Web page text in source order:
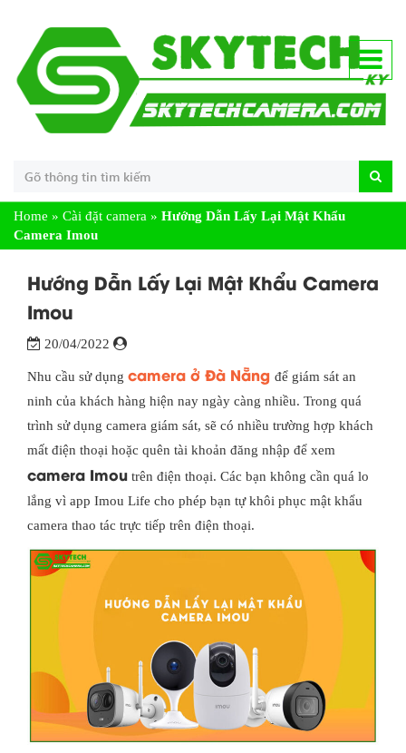
Home » Cài đặt camera » Hướng Dẫn Lấy Lại Mật Khẩu
Camera Imou
Hướng Dẫn Lấy Lại Mật Khẩu Camera
Imou
20/04/2022
Nhu cầu sử dụng camera ở Đà Nẵng để giám sát an
ninh của khách hàng hiện nay ngày càng nhiều. Trong quá
trình sử dụng camera giám sát, sẽ có nhiều trường hợp khách
mất điện thoại hoặc quên tài khoản đăng nhập để xem
camera Imou trên điện thoại. Các bạn không cần quá lo
lắng vì app Imou Life cho phép bạn tự khôi phục mật khẩu
camera thao tác trực tiếp trên điện thoại.